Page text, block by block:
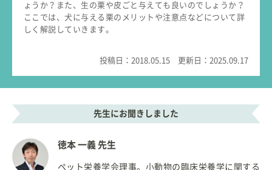
ょうか？また、生の栗や皮ごと与えても良いのでしょうか？
ここでは、犬に与える栗のメリットや注意点などについて詳
しく解説していきます。
投稿日：2018.05.15 更新日：2025.09.17
先生にお聞きしました
徳本 一義 先生
ペット栄養学会理事。小動物の臨床栄養学に関する